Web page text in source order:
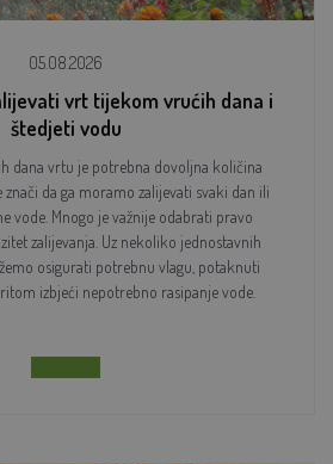
05.08.2026
vrt tijekom vrućih dana i
štedjeti vodu
dana vrtu je potrebna dovoljna količina
znači da ga moramo zalijevati svaki dan ili
vode. Mnogo je važnije odabrati pravo
zalijevanja. Uz nekoliko jednostavnih
osigurati potrebnu vlagu, potaknuti
izbjeći nepotrebno rasipanje vode.